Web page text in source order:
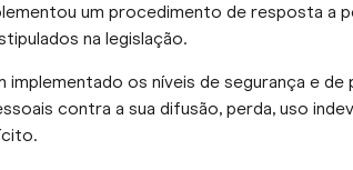
um procedimento de resposta
na legislação.
implementado os níveis de segurança e
contra a sua difusão, perda, uso